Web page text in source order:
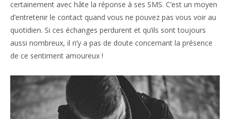
certainement avec hâte la réponse à ses SMS. C’est un moyen
d’entretenir le contact quand vous ne pouvez pas vous voir au
quotidien. Si ces échanges perdurent et qu’ils sont toujours
aussi nombreux, il n’y a pas de doute concernant la présence
de ce sentiment amoureux !